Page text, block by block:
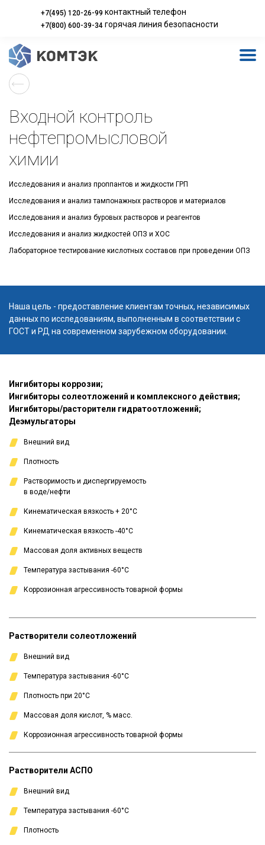
+7(495) 120-26-99 контактный телефон
+7(800) 600-39-34 горячая линия безопасности
Входной контроль
нефтепромысловой
химии
Исследования и анализ проппантов и жидкости ГРП
Исследования и анализ тампонажных растворов и материалов
Исследования и анализ буровых растворов и реагентов
Исследования и анализ жидкостей ОПЗ и ХОС
Лабораторное тестирование кислотных составов при проведении ОПЗ
Наша цель - предоставление клиентам точных, независимых
данных по исследованиям, выполненным в соответствии с
ГОСТ и РД на современном зарубежном оборудовании.
Ингибиторы коррозии;
Ингибиторы солеотложений и комплексного действия;
Ингибиторы/расторители гидратоотложений;
Деэмульгаторы
Внешний вид
Плотность
Растворимость и диспергируемость
в воде/нефти
Кинематическая вязкость + 20°С
Кинематическая вязкость -40°С
Массовая доля активных веществ
Температура застывания -60°С
Коррозионная агрессивность товарной формы
Растворители солеотложений
Внешний вид
Температура застывания -60°С
Плотность при 20°С
Массовая доля кислот, % масс.
Коррозионная агрессивность товарной формы
Растворители АСПО
Внешний вид
Температура застывания -60°С
Плотность